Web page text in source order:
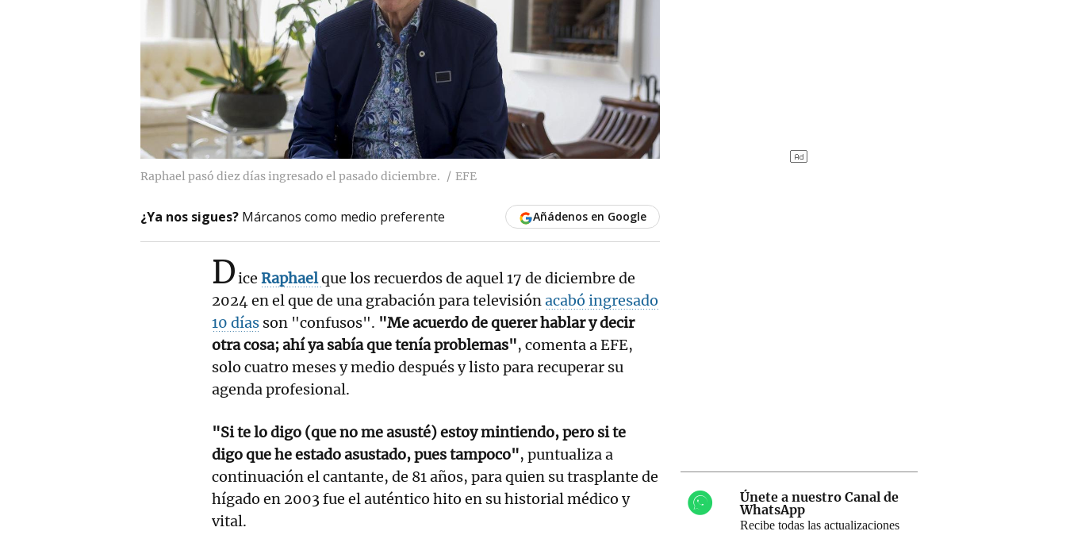
Raphael pasó diez días ingresado el pasado diciembre. EFE
¿Ya nos sigues? Márcanos como medio preferente Añádenos en Google
Dice Raphaelque los recuerdos de aquel 17 de diciembre de
2024 en el que de una grabación para televisiónacabó ingresado
10 días son "confusos". "Me acuerdo de querer hablar y decir
otra cosa; ahí ya sabía que tenía problemas", comenta a EFE,
solo cuatro meses y medio después y listo para recuperar su
agenda profesional.
"Si te lo digo (que no me asusté) estoy mintiendo, pero si te
digo que he estado asustado, pues tampoco", puntualiza a
continuación el cantante, de 81 años, para quien su trasplante de
hígado en 2003 fue el auténtico hito en su historial médico y
vital.
Únete a nuestro Canal de
WhatsApp
Recibe todas las actualizaciones